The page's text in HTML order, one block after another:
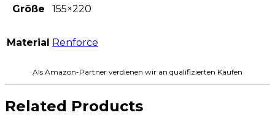
Größe 155×220
Material Renforce
Als Amazon-Partner verdienen wir an qualifizierten Käufen
Related Products